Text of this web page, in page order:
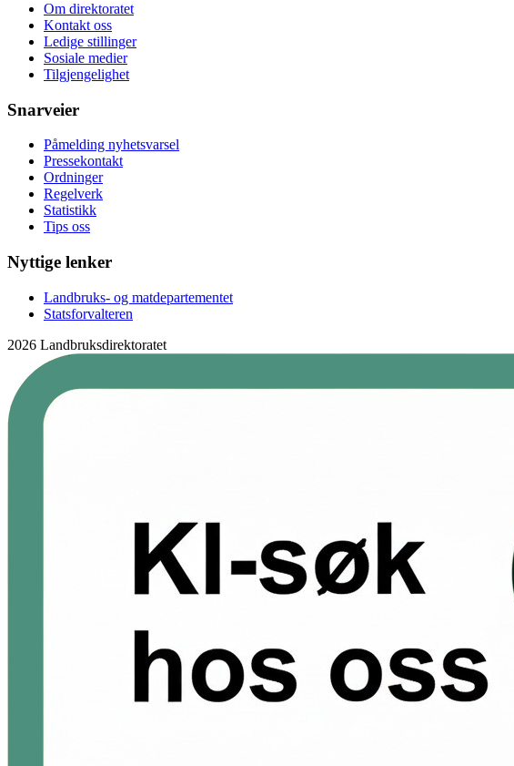
Om direktoratet
Kontakt oss
Ledige stillinger
Sosiale medier
Tilgjengelighet
Snarveier
Påmelding nyhetsvarsel
Pressekontakt
Ordninger
Regelverk
Statistikk
Tips oss
Nyttige lenker
Landbruks- og matdepartementet
Statsforvalteren
2026 Landbruksdirektoratet